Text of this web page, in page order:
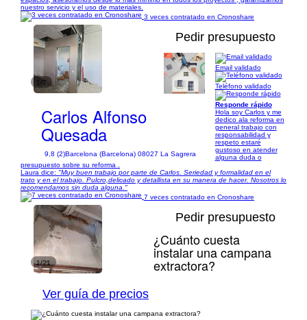
nuestro servicio y el uso de materiales.
3 veces contratado en Cronoshare
1/7
Pedir presupuesto
Carlos Alfonso
Quesada
9,8 (2)Barcelona (Barcelona) 08027 La Sagrera
Email validado
Teléfono validado
Responde rápido
Hola soy Carlos y me
dedico ala reforma en
general trabajo con
responsabilidad y
respeto estaré
gustoso en atender
alguna duda o
presupuesto sobre su reforma .
Laura dice: "Muy buen trabajo por parte de Carlos. Seriedad y formalidad en el
trato y en el trabajo. Pulcro,delicado y detallista en su manera de hacer. Nosotros lo
recomendamos sin duda alguna."
7 veces contratado en Cronoshare
1/21
Pedir presupuesto
¿Cuánto cuesta
instalar una campana
extractora?
Ver guía de precios